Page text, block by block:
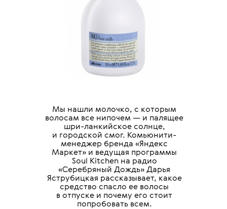
Мы нашли молочко, с которым
волосам все нипочем — и палящее
шри-ланкийское солнце,
и городской смог. Комьюнити-
менеджер бренда «Яндекс
Маркет» и ведущая программы
Soul Kitchen на радио
«Серебряный Дождь» Дарья
Яструбицкая рассказывает, какое
средство спасло ее волосы
в отпуске и почему его стоит
попробовать всем.